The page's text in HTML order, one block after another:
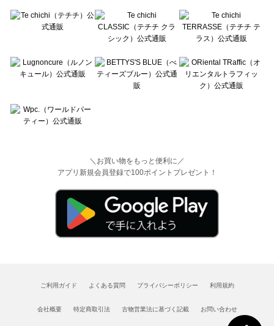
＼お買い物をもっと便利に／
アプリ新規会員登録で100ポイントプレゼント！
ご利用ガイド よくある質問 プライバシーポリシー 利用規約
会社概要 特定商取引法 古物営業法に基づく記載 お問い合わせ